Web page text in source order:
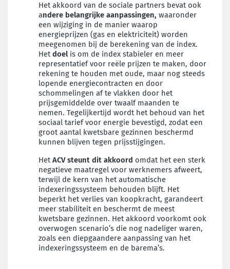
Het akkoord van de sociale partners bevat ook
andere belangrijke aanpassingen, waaronder
een wijziging in de manier waarop
energieprijzen (gas en elektriciteit) worden
meegenomen bij de berekening van de index.
Het doelis om de index stabieler en meer
representatief voor reële prijzen te maken, door
rekening te houden met oude, maar nog steeds
lopende energiecontracten en door
schommelingen af te vlakken door het
prijsgemiddelde over twaalf maanden te
nemen. Tegelijkertijd wordt het behoud van het
sociaal tarief voor energie bevestigd, zodat een
groot aantal kwetsbare gezinnen beschermd
kunnen blijven tegen prijsstijgingen.
Het ACV steunt dit akkoord omdat het een sterk
negatieve maatregel voor werknemers afweert,
terwijl de kern van het automatische
indexeringssysteem behouden blijft. Het
beperkt het verlies van koopkracht, garandeert
meer stabiliteit en beschermt de meest
kwetsbare gezinnen. Het akkoord voorkomt ook
overwogen scenario’s die nog nadeliger waren,
zoals een diepgaandere aanpassing van het
indexeringssysteem en de barema’s.